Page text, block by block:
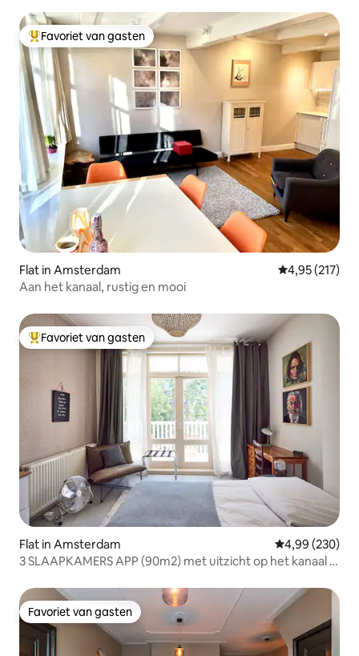
Topfavoriet van gasten
Favoriet van gasten
Flat in Amsterdam Gemiddelde
4,95 (217)
Aan het kanaal, rustig en mooi
Topfavoriet van gasten
Favoriet van gasten
Flat in Amsterdam Gemiddelde
4,99 (230)
3 SLAAPKAMERS APP (90m2) met uitzicht op het kanaal in
Favoriet van gasten
Favoriet van gasten